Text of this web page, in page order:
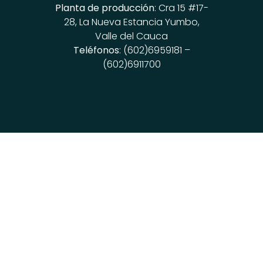
Planta de producción: Cra 15 #17-
28, La Nueva Estancia Yumbo,
Valle del Cauca
Teléfonos: (602)6959181 –
(602)6911700